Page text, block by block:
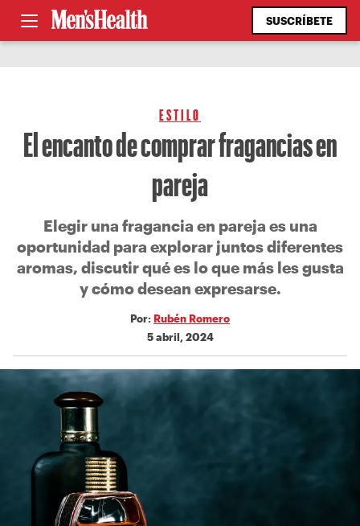
SUSCRÍBETE
ESTILO
El encanto de comprar fragancias en
pareja
Elegir una fragancia en pareja es una
oportunidad para explorar juntos diferentes
aromas, discutir qué es lo que más les gusta
y cómo desean expresarse.
Por: Rubén Romero
5 abril, 2024